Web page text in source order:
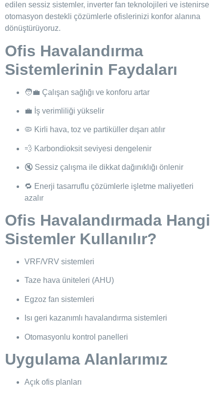
edilen sessiz sistemler, inverter fan teknolojileri ve istenirse
otomasyon destekli çözümlerle ofislerinizi konfor alanına
dönüştürüyoruz.
Ofis Havalandırma
Sistemlerinin Faydaları
🧑‍💼 Çalışan sağlığı ve konforu artar
💼 İş verimliliği yükselir
🦠 Kirli hava, toz ve partiküller dışarı atılır
💨 Karbondioksit seviyesi dengelenir
🔇 Sessiz çalışma ile dikkat dağınıklığı önlenir
🔁 Enerji tasarruflu çözümlerle işletme maliyetleri
azalır
Ofis Havalandırmada Hangi
Sistemler Kullanılır?
VRF/VRV sistemleri
Taze hava üniteleri (AHU)
Egzoz fan sistemleri
Isı geri kazanımlı havalandırma sistemleri
Otomasyonlu kontrol panelleri
Uygulama Alanlarımız
Açık ofis planları